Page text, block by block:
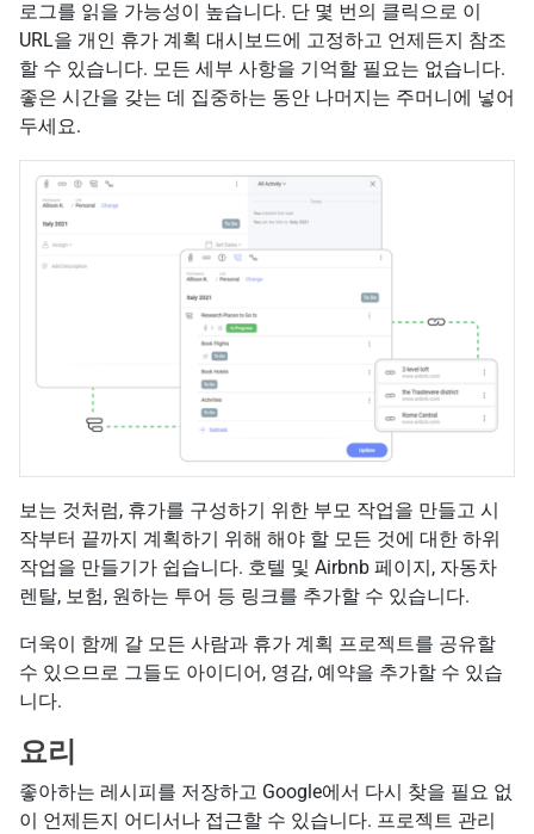
로그를 읽을 가능성이 높습니다. 단 몇 번의 클릭으로 이
URL을 개인 휴가 계획 대시보드에 고정하고 언제든지 참조
할 수 있습니다. 모든 세부 사항을 기억할 필요는 없습니다.
좋은 시간을 갖는 데 집중하는 동안 나머지는 주머니에 넣어
두세요.
보는 것처럼, 휴가를 구성하기 위한 부모 작업을 만들고 시
작부터 끝까지 계획하기 위해 해야 할 모든 것에 대한 하위
작업을 만들기가 쉽습니다. 호텔 및 Airbnb 페이지, 자동차
렌탈, 보험, 원하는 투어 등 링크를 추가할 수 있습니다.
더욱이 함께 갈 모든 사람과 휴가 계획 프로젝트를 공유할
수 있으므로 그들도 아이디어, 영감, 예약을 추가할 수 있습
니다.
요리
좋아하는 레시피를 저장하고 Google에서 다시 찾을 필요 없
이 언제든지 어디서나 접근할 수 있습니다. 프로젝트 관리